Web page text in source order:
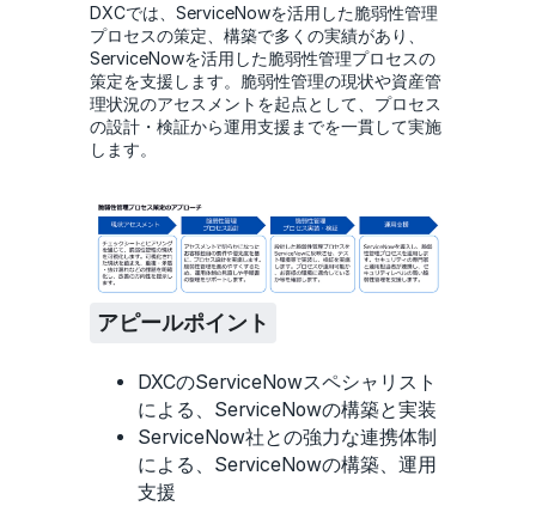
DXCでは、ServiceNowを活用した脆弱性管理
プロセスの策定、構築で多くの実績があり、
ServiceNowを活用した脆弱性管理プロセスの
策定を支援します。脆弱性管理の現状や資産管
理状況のアセスメントを起点として、プロセス
の設計・検証から運用支援までを一貫して実施
します。
アピールポイント
DXCのServiceNowスペシャリスト
による、ServiceNowの構築と実装
ServiceNow社との強力な連携体制
による、ServiceNowの構築、運用
支援